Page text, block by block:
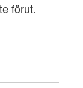
förut.